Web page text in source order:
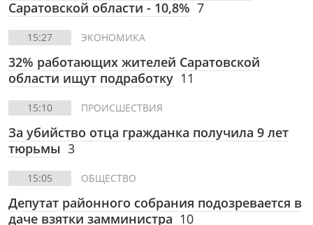
Саратовской области - 10,8% 7
15:27 ЭКОНОМИКА
32% работающих жителей Саратовской
области ищут подработку 11
15:10 ПРОИСШЕСТВИЯ
За убийство отца гражданка получила 9 лет
тюрьмы 3
15:05 ОБЩЕСТВО
Депутат районного собрания подозревается в
даче взятки замминистра 10